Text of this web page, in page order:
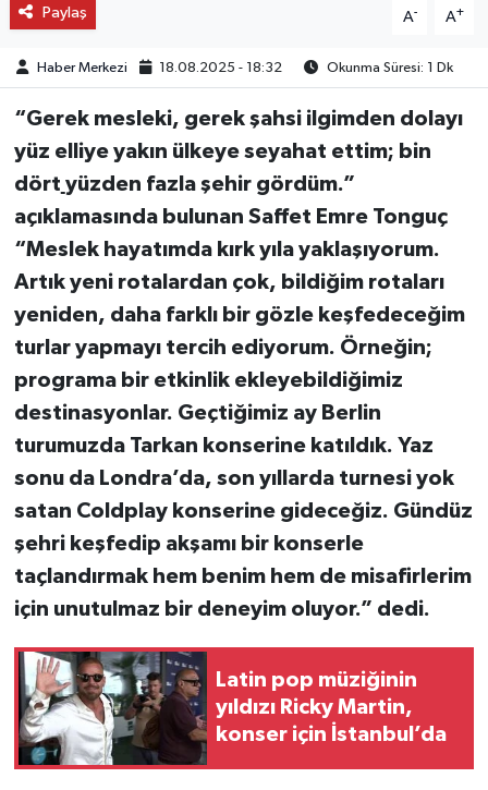
Paylaş A- A+
Haber Merkezi 18.08.2025 - 18:32 Okunma Süresi: 1 Dk
“Gerek mesleki, gerek şahsi ilgimden dolayı
yüz elliye yakın ülkeye seyahat ettim; bin
dört yüzden fazla şehir gördüm.”
açıklamasında bulunan Saffet Emre Tonguç
“Meslek hayatımda kırk yıla yaklaşıyorum.
Artık yeni rotalardan çok, bildiğim rotaları
yeniden, daha farklı bir gözle keşfedeceğim
turlar yapmayı tercih ediyorum. Örneğin;
programa bir etkinlik ekleyebildiğimiz
destinasyonlar. Geçtiğimiz ay Berlin
turumuzda Tarkan konserine katıldık. Yaz
sonu da Londra’da, son yıllarda turnesi yok
satan Coldplay konserine gideceğiz. Gündüz
şehri keşfedip akşamı bir konserle
taçlandırmak hem benim hem de misafirlerim
için unutulmaz bir deneyim oluyor.” dedi.
Latin pop müziğinin
yıldızı Ricky Martin,
konser için İstanbul’da